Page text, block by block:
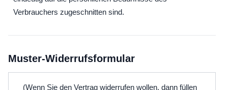
Verbrauchers zugeschnitten sind.
Muster-Widerrufsformular
(Wenn Sie den Vertrag widerrufen wollen, dann füllen